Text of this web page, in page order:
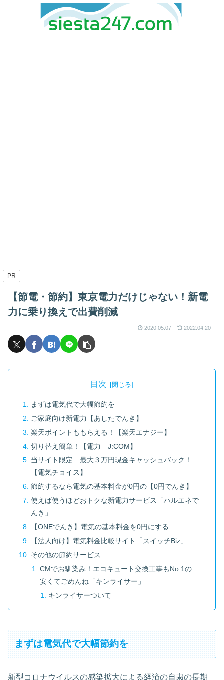
PR
【節電・節約】東京電力だけじゃない！新電
力に乗り換えで出費削減
2020.05.07 2022.04.20
目次
まずは電気代で大幅節約を
ご家庭向け新電力【あしたでんき】
楽天ポイントももらえる！【楽天エナジー】
切り替え簡単！【電力 J:COM】
当サイト限定 最大３万円現金キャッシュバック！
【電気チョイス】
節約するなら電気の基本料金が0円の【0円でんき】
使えば使うほどおトクな新電力サービス「ハルエネで
んき」
【ONEでんき】電気の基本料金を0円にする
【法人向け】電気料金比較サイト「スイッチBiz」
その他の節約サービス
CMでお馴染み！エコキュート交換工事もNo.1の
安くてごめんね「キンライサー」
キンライサーついて
まずは電気代で大幅節約を
新型コロナウイルスの感染拡大による経済の自粛の長期